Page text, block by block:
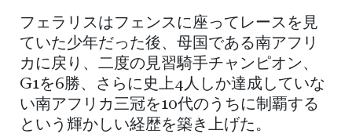
フェラリスはフェンスに座ってレースを見
ていた少年だった後、母国である南アフリ
カに戻り、二度の見習騎手チャンピオン、
G1を6勝、さらに史上4人しか達成していな
い南アフリカ三冠を10代のうちに制覇する
という輝かしい経歴を築き上げた。